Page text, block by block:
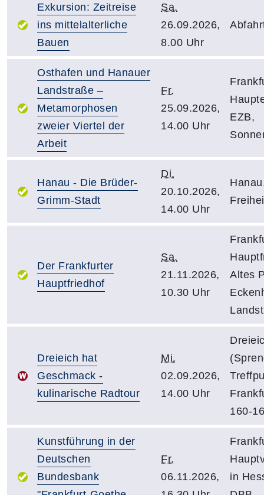
Exkursion: Zeitreise
ins mittelalterliche
Bauen
Sa.
26.09.2026,
8.00 Uhr
Osthafen und Hanauer
Landstraße –
Metamorphosen
zweier Viertel der
Arbeit
Fr.
25.09.2026,
14.00 Uhr
EZB,
Hanau - Die Brüder-
Grimm-Stadt
Di.
20.10.2026,
14.00 Uhr
Der Frankfurter
Hauptfriedhof
Sa.
21.11.2026,
10.30 Uhr
Altes
Dreieich hat
Geschmack -
kulinarische Radtour
Mi.
02.09.2026,
14.00 Uhr
160-
Kunstführung in der
Deutschen
Bundesbank
Fr.
06.11.2026,
in